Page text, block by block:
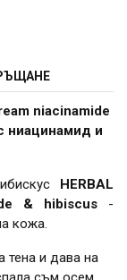
niacinamide
ниацинамид и
HERBAL
& hibiscus -
кожа.
тена и дава на